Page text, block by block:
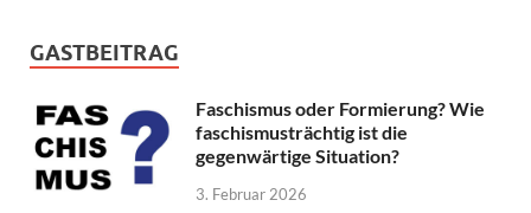
GASTBEITRAG
Faschismus oder Formierung? Wie
faschismusträchtig ist die
gegenwärtige Situation?
3. Februar 2026